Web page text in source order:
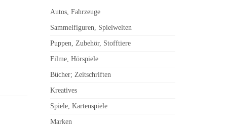
Autos, Fahrzeuge
Sammelfiguren, Spielwelten
Puppen, Zubehör, Stofftiere
Filme, Hörspiele
Bücher; Zeitschriften
Kreatives
Spiele, Kartenspiele
Marken